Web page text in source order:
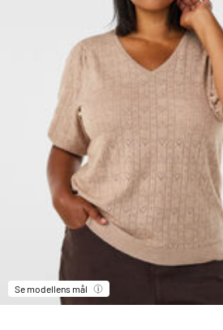
Se modellens mål